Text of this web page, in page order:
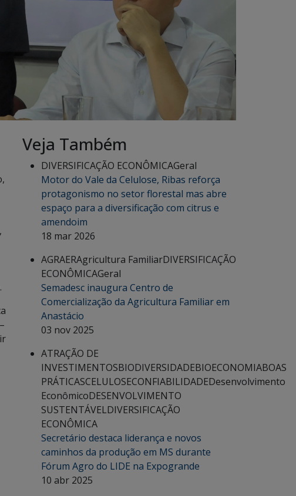
Veja Também
DIVERSIFICAÇÃO ECONÔMICAGeral
Motor do Vale da Celulose, Ribas reforça
protagonismo no setor florestal mas abre
espaço para a diversificação com citrus e
amendoim
18 mar 2026
AGRAERAgricultura FamiliarDIVERSIFICAÇÃO
ECONÔMICAGeral
Semadesc inaugura Centro de
Comercialização da Agricultura Familiar em
Anastácio
03 nov 2025
ATRAÇÃO DE
INVESTIMENTOSBIODIVERSIDADEBIOECONOMIABOAS
PRÁTICASCELULOSECONFIABILIDADEDesenvolvimento
EconômicoDESENVOLVIMENTO
SUSTENTÁVELDIVERSIFICAÇÃO
ECONÔMICA
Secretário destaca liderança e novos
caminhos da produção em MS durante
Fórum Agro do LIDE na Expogrande
10 abr 2025